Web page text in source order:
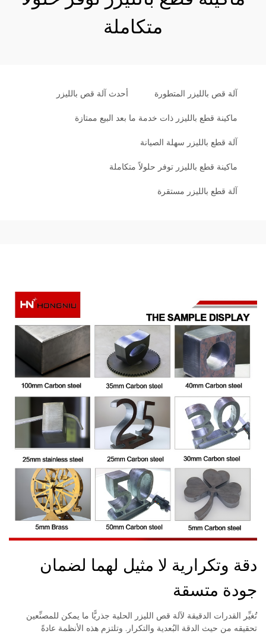
متكاملة
آلة قص بالليزر المتطورة أحدث آلة قص بالليزر
ماكينة قطع بالليزر ذات خدمة ما بعد البيع ممتازة
آلة قطع بالليزر سهلة الصيانة
ماكينة قطع بالليزر توفر حلولاً متكاملة
آلة قطع بالليزر مستقرة
دقة وتكرارية لا مثيل لهما لضمان
جودة متسقة
تُغيِّر القدرات الدقيقة لآلة قص الليزر الحلية جذريًّا ما يمكن للمصنِّعين
تحقيقه من حيث الدقة البُعدية والتكرار. وتلتزم هذه الأنظمة عادةً